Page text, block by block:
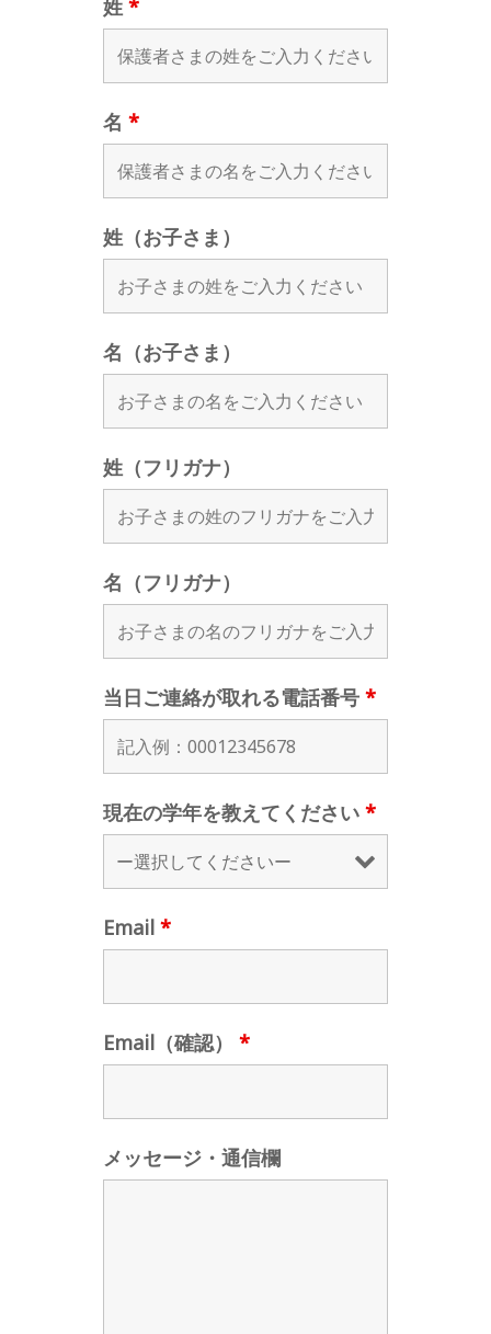
姓 *
名 *
姓（お子さま）
名（お子さま）
姓（フリガナ）
名（フリガナ）
当日ご連絡が取れる電話番号 *
現在の学年を教えてください *
Email *
Email（確認） *
メッセージ・通信欄